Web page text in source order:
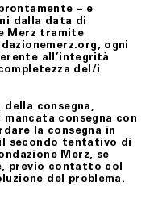
– e
dalla data di
Merz tramite
ogni
all’integrità
del/i
consegna,
consegna con
la consegna in
secondo tentativo di
Merz, se
previo contatto col
del problema.